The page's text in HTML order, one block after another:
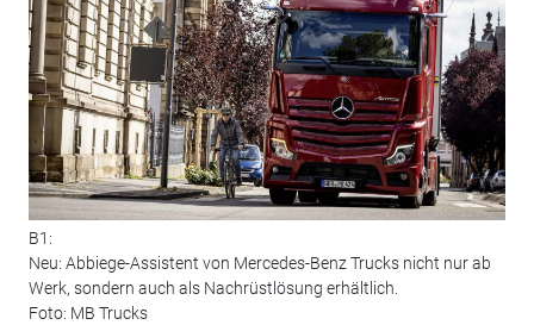
B1:
Neu: Abbiege-Assistent von Mercedes-Benz Trucks nicht nur ab
Werk, sondern auch als Nachrüstlösung erhältlich.
Foto: MB Trucks